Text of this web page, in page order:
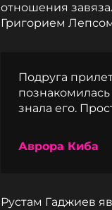
отношения
Григорием
Подруга
знала его.
Аврора Киба
Рустам Гаджиев